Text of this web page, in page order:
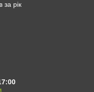
за рік